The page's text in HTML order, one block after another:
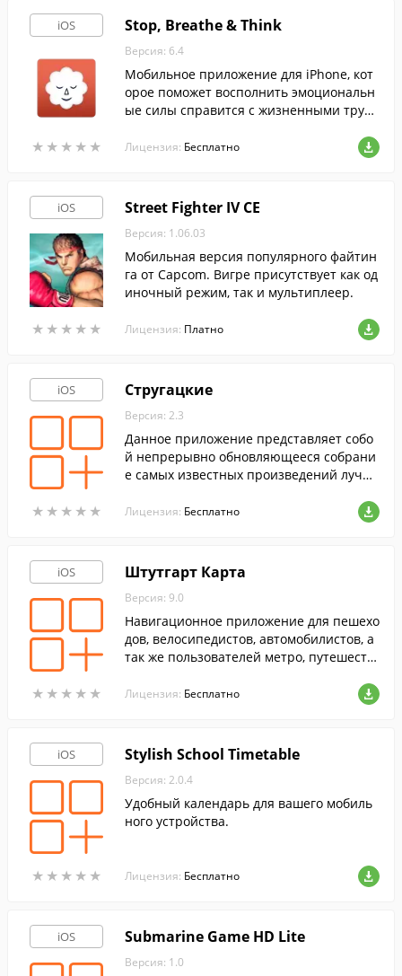
iOS
★ ★ ★ ★ ★
★ ★ ★ ★ ★
Stop, Breathe & Think
Версия: 6.4
Мобильное приложение для iPhone, кот
орое поможет восполнить эмоциональн
ые силы справится с жизненными трудн
Лицензия: Бесплатно
iOS
★ ★ ★ ★ ★
★ ★ ★ ★ ★
Street Fighter IV CE
Версия: 1.06.03
Мобильная версия популярного файтин
га от Capcom. Вигре присутствует как од
иночный режим, так и мультиплеер.
Лицензия: Платно
iOS
★ ★ ★ ★ ★
★ ★ ★ ★ ★
Стругацкие
Версия: 2.3
Данное приложение представляет собо
й непрерывно обновляющееся собрани
е самых известных произведений лучш
России - Аркадия и Бориса Стругацких.
Лицензия: Бесплатно
iOS
★ ★ ★ ★ ★
★ ★ ★ ★ ★
Штутгарт Карта
Версия: 9.0
Навигационное приложение для пешехо
дов, велосипедистов, автомобилистов, а
так же пользователей метро, путешеств
Лицензия: Бесплатно
iOS
★ ★ ★ ★ ★
★ ★ ★ ★ ★
Stylish School Timetable
Версия: 2.0.4
Удобный календарь для вашего мобиль
ного устройства.
Лицензия: Бесплатно
iOS Submarine Game HD Lite
Версия: 1.0